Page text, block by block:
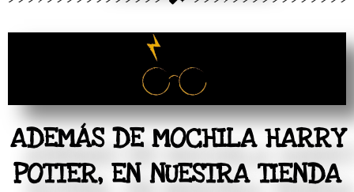
ADEMÁS DE MOCHILA HARRY
POTTER, EN NUESTRA TIENDA